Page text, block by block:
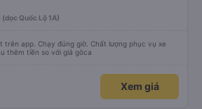
(dọc Quốc Lộ 1A)
trên app. Chạy đúng giờ. Chất lượng phục vụ xe
thêm tiền so với giá gôca
Xem giá